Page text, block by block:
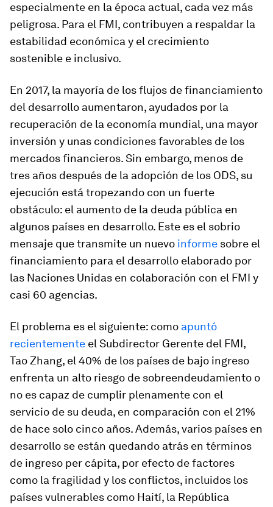
especialmente en la época actual, cada vez más
peligrosa. Para el FMI, contribuyen a respaldar la
estabilidad económica y el crecimiento
sostenible e inclusivo.
En 2017, la mayoría de los flujos de financiamiento
del desarrollo aumentaron, ayudados por la
recuperación de la economía mundial, una mayor
inversión y unas condiciones favorables de los
mercados financieros. Sin embargo, menos de
tres años después de la adopción de los ODS, su
ejecución está tropezando con un fuerte
obstáculo: el aumento de la deuda pública en
algunos países en desarrollo. Este es el sobrio
mensaje que transmite un nuevo informe sobre el
financiamiento para el desarrollo elaborado por
las Naciones Unidas en colaboración con el FMI y
casi 60 agencias.
El problema es el siguiente: como apuntó
recientemente el Subdirector Gerente del FMI,
Tao Zhang, el 40% de los países de bajo ingreso
enfrenta un alto riesgo de sobreendeudamiento o
no es capaz de cumplir plenamente con el
servicio de su deuda, en comparación con el 21%
de hace solo cinco años. Además, varios países en
desarrollo se están quedando atrás en términos
de ingreso per cápita, por efecto de factores
como la fragilidad y los conflictos, incluidos los
países vulnerables como Haití, la República